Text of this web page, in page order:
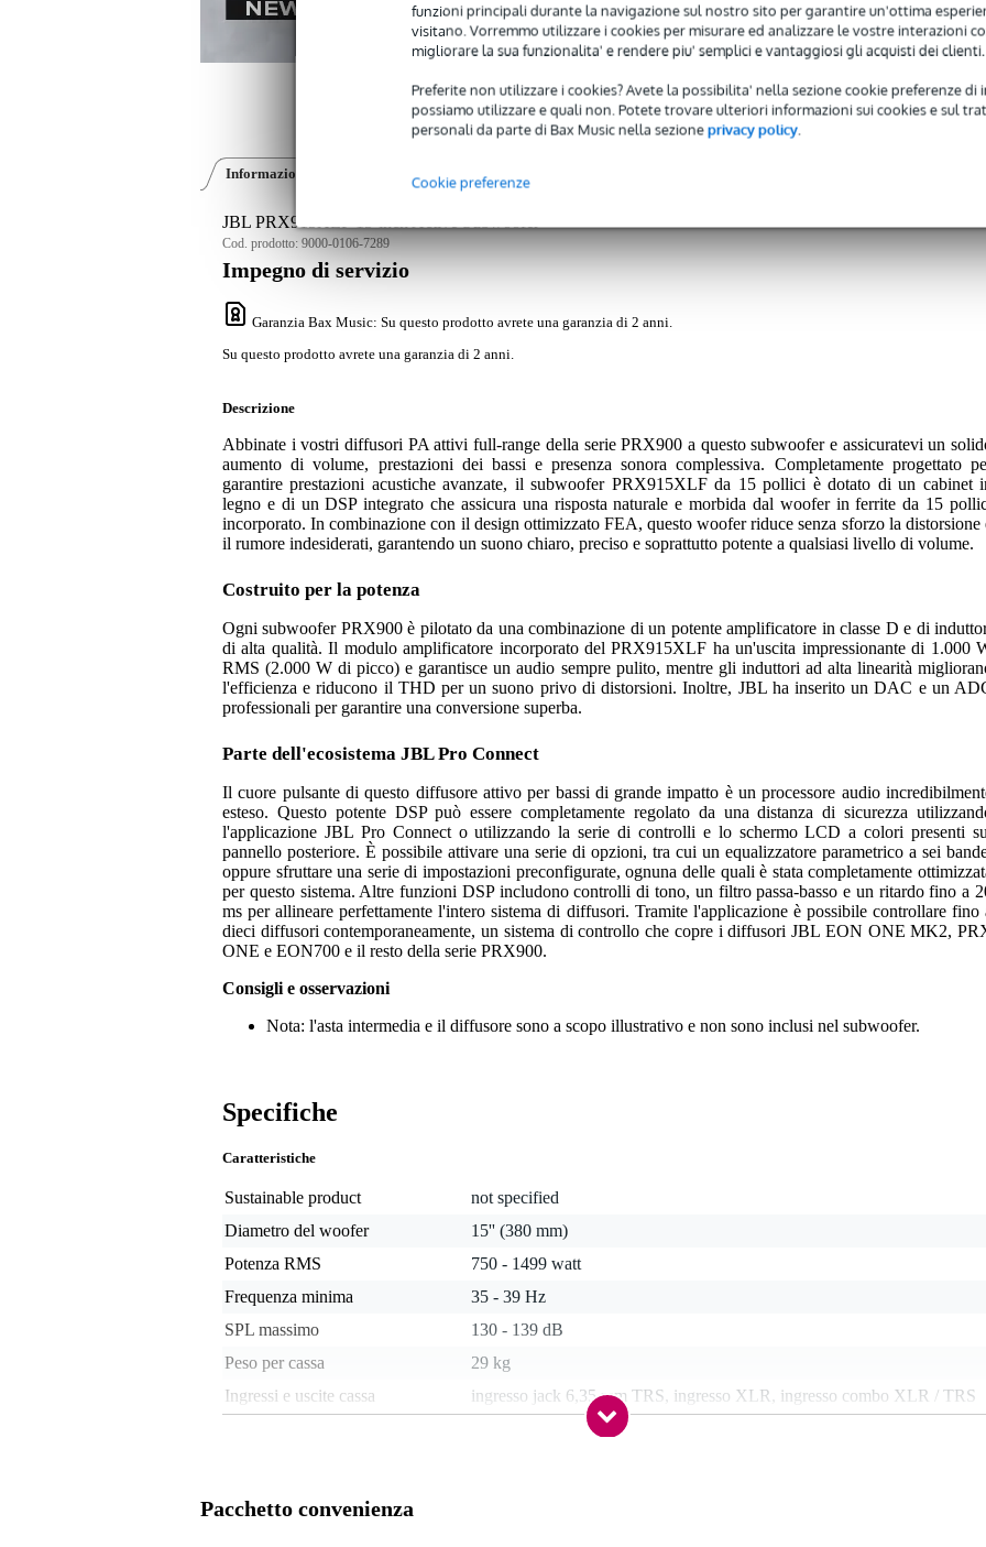
funzioni principali durante la navigazione sul nostro sito per garantire un'ottima
visitano. Vorremmo utilizzare i cookies per misurare ed analizzare le vostre interazioni
migliorare la sua funzionalita' e rendere piu' semplici e vantaggiosi gli acquisti dei clienti.
Preferite non utilizzare i cookies? Avete la possibilita' nella sezione cookie preferenze di
possiamo utilizzare e quali non. Potete trovare ulteriori informazioni sui cookies e sul
personali da parte di Bax Music nella sezioneprivacy policy.
Cookie preferenze
Informazioni sul prodotto Video (1)
JBL PRX915XLF 15-inch Active Subwoofer
Cod. prodotto: 9000-0106-7289
Impegno di servizio
Garanzia Bax Music: Su questo prodotto avrete una garanzia di 2 anni.
Su questo prodotto avrete una garanzia di 2 anni.
Descrizione
Abbinate i vostri diffusori PA attivi full-range della serie PRX900 a questo subwoofer e assicuratevi un
aumento di volume, prestazioni dei bassi e presenza sonora complessiva. Completamente progettato
garantire prestazioni acustiche avanzate, il subwoofer PRX915XLF da 15 pollici è dotato di un cabinet
legno e di un DSP integrato che assicura una risposta naturale e morbida dal woofer in ferrite da 15
incorporato. In combinazione con il design ottimizzato FEA, questo woofer riduce senza sforzo la distorsione
il rumore indesiderati, garantendo un suono chiaro, preciso e soprattutto potente a qualsiasi livello di volume.
Costruito per la potenza
Ogni subwoofer PRX900 è pilotato da una combinazione di un potente amplificatore in classe D e di
di alta qualità. Il modulo amplificatore incorporato del PRX915XLF ha un'uscita impressionante di 1.000
RMS (2.000 W di picco) e garantisce un audio sempre pulito, mentre gli induttori ad alta linearità
l'efficienza e riducono il THD per un suono privo di distorsioni. Inoltre, JBL ha inserito un DAC e un
professionali per garantire una conversione superba.
Parte dell'ecosistema JBL Pro Connect
Il cuore pulsante di questo diffusore attivo per bassi di grande impatto è un processore audio
esteso. Questo potente DSP può essere completamente regolato da una distanza di sicurezza
l'applicazione JBL Pro Connect o utilizzando la serie di controlli e lo schermo LCD a colori presenti
pannello posteriore. È possibile attivare una serie di opzioni, tra cui un equalizzatore parametrico a sei
oppure sfruttare una serie di impostazioni preconfigurate, ognuna delle quali è stata completamente
per questo sistema. Altre funzioni DSP includono controlli di tono, un filtro passa-basso e un ritardo fino a
ms per allineare perfettamente l'intero sistema di diffusori. Tramite l'applicazione è possibile controllare fino
dieci diffusori contemporaneamente, un sistema di controllo che copre i diffusori JBL EON ONE MK2,
ONE e EON700 e il resto della serie PRX900.
Consigli e osservazioni
Nota: l'asta intermedia e il diffusore sono a scopo illustrativo e non sono inclusi nel subwoofer.
Specifiche
Caratteristiche
Sustainable product
not specified
Diametro del woofer
15'' (380 mm)
Potenza RMS
750 - 1499 watt
Frequenza minima
35 - 39 Hz
SPL massimo
130 - 139 dB
Peso per cassa
29 kg
Ingressi e uscite cassa
ingresso jack 6,35 mm TRS, ingresso XLR, ingresso combo XLR / TRS
Pacchetto convenienza